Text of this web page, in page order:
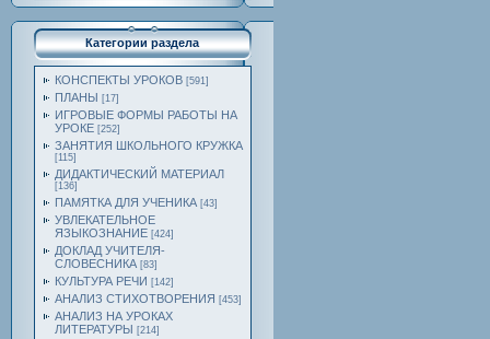
Категории раздела
КОНСПЕКТЫ УРОКОВ [591]
ПЛАНЫ [17]
ИГРОВЫЕ ФОРМЫ РАБОТЫ НА
УРОКЕ [252]
ЗАНЯТИЯ ШКОЛЬНОГО КРУЖКА
[115]
ДИДАКТИЧЕСКИЙ МАТЕРИАЛ
[136]
ПАМЯТКА ДЛЯ УЧЕНИКА [43]
УВЛЕКАТЕЛЬНОЕ
ЯЗЫКОЗНАНИЕ [424]
ДОКЛАД УЧИТЕЛЯ-
СЛОВЕСНИКА [83]
КУЛЬТУРА РЕЧИ [142]
АНАЛИЗ СТИХОТВОРЕНИЯ [453]
АНАЛИЗ НА УРОКАХ
ЛИТЕРАТУРЫ [214]